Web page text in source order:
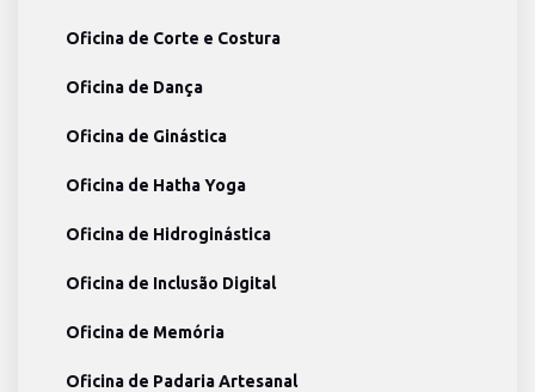
Oficina de Corte e Costura
Oficina de Dança
Oficina de Ginástica
Oficina de Hatha Yoga
Oficina de Hidroginástica
Oficina de Inclusão Digital
Oficina de Memória
Oficina de Padaria Artesanal